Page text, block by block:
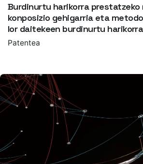
Burdinurtu harikorra
konposizio gehigarria eta
lor daitekeen burdinurtu harikorra
Patentea